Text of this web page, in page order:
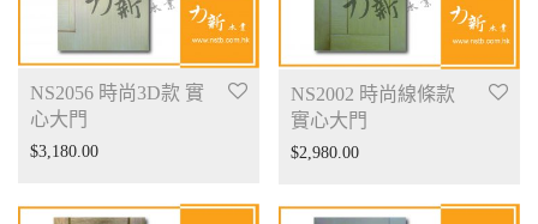
NS2056 時尚3D款 實
心大門
$3,180.00
NS2002 時尚線條款
實心大門
$2,980.00